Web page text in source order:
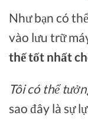
Như bạn có
vào lưu trữ
thế tốt nhất
Tôi có thể
sao đây là sự